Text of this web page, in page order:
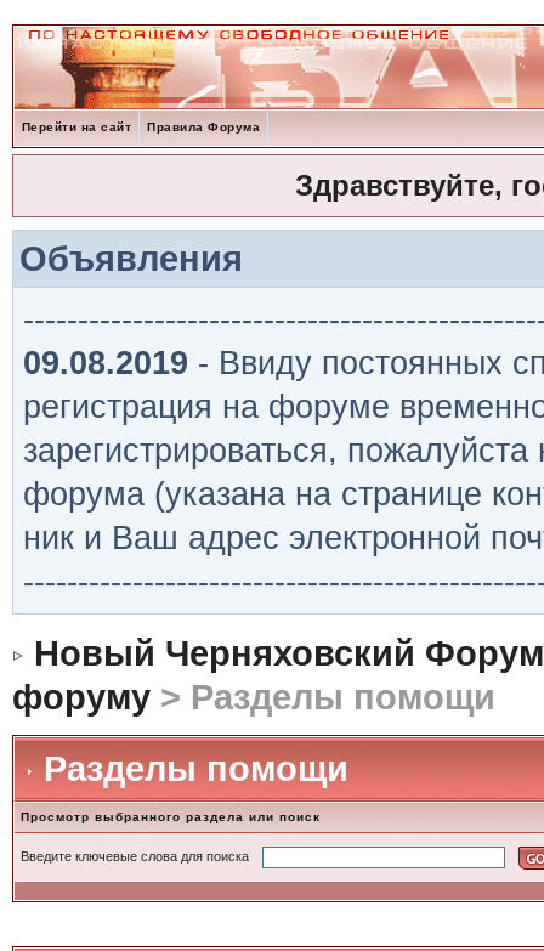
Перейти на сайт Правила Форума
Здравствуйте,
Объявления
09.08.2019 - Ввиду постоянных
регистрация на форуме
зарегистрироваться,
форума (указана на странице
ник и Ваш адрес электронной
Новый Черняховский Форум
форуму> Разделы помощи
Разделы помощи
Просмотр выбранного раздела или поиск
Введите ключевые слова для поиска